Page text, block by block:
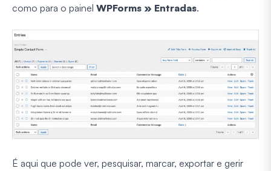
como para o painel WPForms » Entradas.
É aqui que pode ver, pesquisar, marcar, exportar e gerir